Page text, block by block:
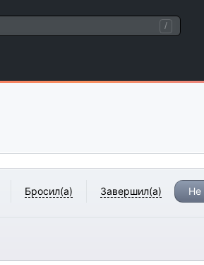
/
Бросил(а) Завершил(а) Не